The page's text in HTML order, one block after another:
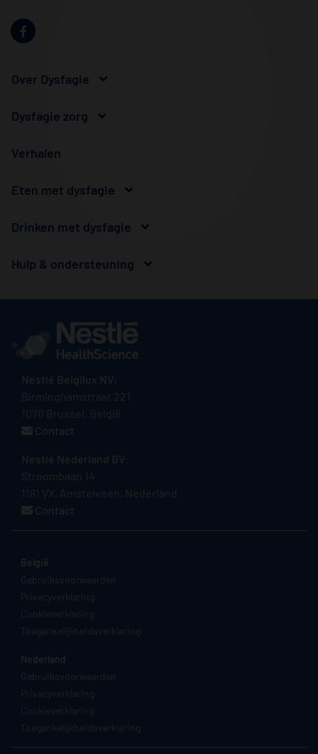
Over Dysfagie
Dysfagie zorg
Verhalen
Eten met dysfagie
Drinken met dysfagie
Hulp & ondersteuning
Nestlé Belgilux NV:
Birminghamstraat 221
1070 Brussel, België
Contact
Nestlé Nederland BV:
Stroombaan 14
1181 VX, Amstelveen, Nederland
Contact
België
Gebruiksvoorwaarden
Privacyverklaring
Cookieverklaring
Toegankelijkheidsverklaring
Nederland
Gebruiksvoorwaarden
Privacyverklaring
Cookieverklaring
Toegankelijkheidsverklaring